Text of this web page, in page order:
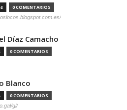
0 COMENTARIOS
Díaz Camacho
0 COMENTARIOS
Blanco
0 COMENTARIOS
gl/